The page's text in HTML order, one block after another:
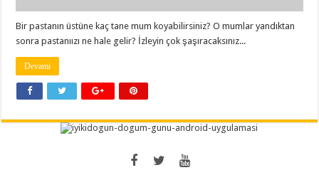
Bir pastanın üstüne kaç tane mum koyabilirsiniz? O mumlar yandıktan
sonra pastanıızı ne hale gelir? İzleyin çok şaşıracaksınız...
Devamı